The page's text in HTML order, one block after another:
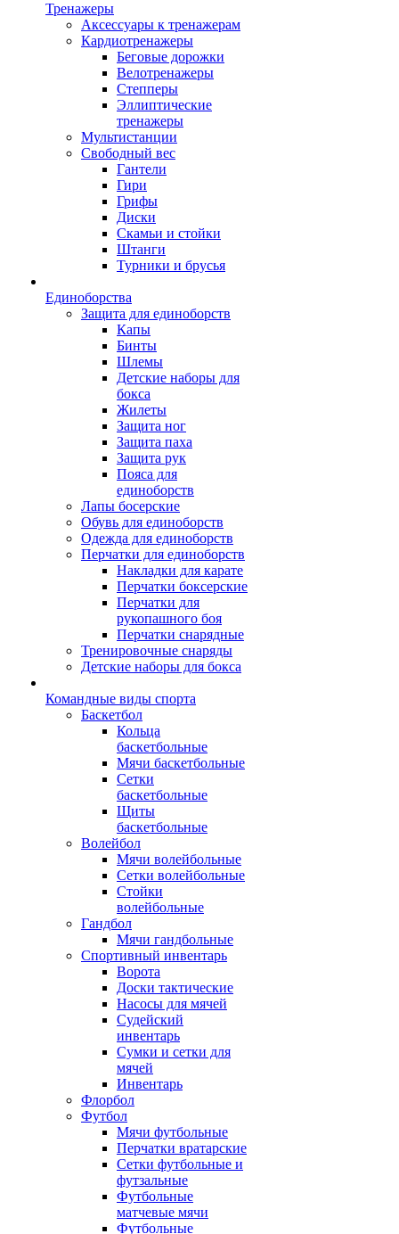
Тренажеры
Аксессуары к тренажерам
Кардиотренажеры
Беговые дорожки
Велотренажеры
Степперы
Эллиптические
тренажеры
Мультистанции
Свободный вес
Гантели
Гири
Грифы
Диски
Скамьи и стойки
Штанги
Турники и брусья
Единоборства
Защита для единоборств
Капы
Бинты
Шлемы
Детские наборы для
бокса
Жилеты
Защита ног
Защита паха
Защита рук
Пояса для
единоборств
Лапы босерские
Обувь для единоборств
Одежда для единоборств
Перчатки для единоборств
Накладки для карате
Перчатки боксерские
Перчатки для
рукопашного боя
Перчатки снарядные
Тренировочные снаряды
Детские наборы для бокса
Командные виды спорта
Баскетбол
Кольца
баскетбольные
Мячи баскетбольные
Сетки
баскетбольные
Щиты
баскетбольные
Волейбол
Мячи волейбольные
Сетки волейбольные
Стойки
волейбольные
Гандбол
Мячи гандбольные
Спортивный инвентарь
Ворота
Доски тактические
Насосы для мячей
Судейский
инвентарь
Сумки и сетки для
мячей
Инвентарь
Флорбол
Футбол
Мячи футбольные
Перчатки вратарские
Сетки футбольные и
футзальные
Футбольные
матчевые мячи
Футбольные